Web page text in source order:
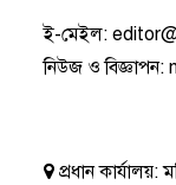
ই-মেইল:
নিউজ ও বিজ্ঞাপন:
প্রধান কার্যালয়: